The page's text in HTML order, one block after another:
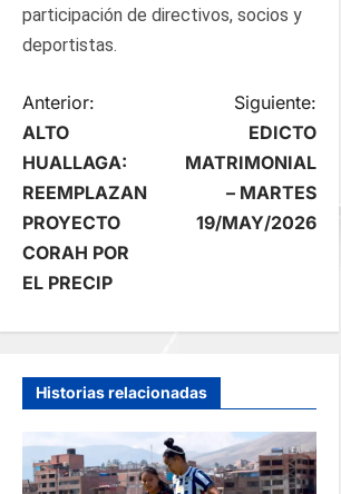
participación de directivos, socios y
deportistas.
N
a
v
e
c
Anterior:
ALTO
HUALLAGA:
REEMPLAZAN
PROYECTO
CORAH POR
EL PRECIP
Siguiente:
EDICTO
MATRIMONIAL
– MARTES
19/MAY/2026
Historias relacionadas